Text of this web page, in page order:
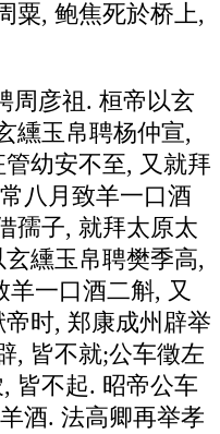
粟, 鲍焦死於桥上,
周彦祖. 桓帝以玄
纁玉帛聘杨仲宣,
幼安不至, 又就拜
八月致羊一口酒
孺子, 就拜太原太
纁玉帛聘樊季高,
一口酒二斛, 又
时, 郑康成州辟举
, 皆不就;公车徵左
皆不起. 昭帝公车
酒. 法高卿再举孝